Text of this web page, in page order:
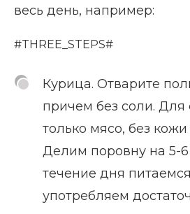
весь день, например:
#THREE_STEPS#
Курица. Отварите
причем без соли.
только мясо, без кожи
Делим поровну на 5-6
течение дня
употребляем